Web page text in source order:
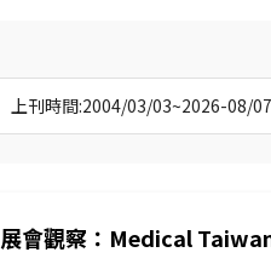
上刊時間:2004/03/03~2026-08/07
展會觀察：Medical